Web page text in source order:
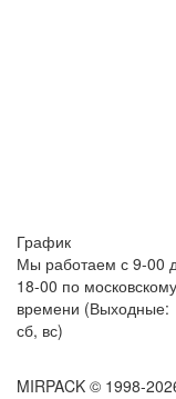
График
Мы работаем с 9-00
18-00 по московскому
времени (Выходные:
сб, вс)
MIRPACK © 1998-